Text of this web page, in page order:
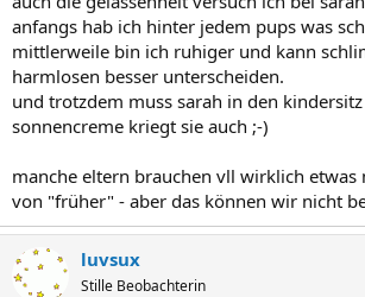
anfangs hab ich hinter jedem pups was
mittlerweile bin ich ruhiger und kann
harmlosen besser unterscheiden.
und trotzdem muss sarah in den
sonnencreme kriegt sie auch ;-)
manche eltern brauchen vll wirklich etwas
von "früher" - aber das können wir nicht
luvsux
Stille Beobachterin